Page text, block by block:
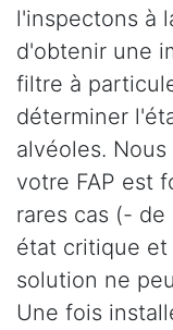
l'inspectons à
d'obtenir une
filtre à
déterminer
alvéoles.
votre FAP est
rares cas (-
état critique et
solution ne
Une fois